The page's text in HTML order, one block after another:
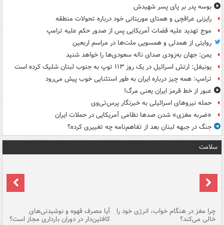
بوسه‌ پدر بر پای پسر شهیدش
رایزنی عراقچی و همتای موریتانی خود درباره تحولات منطقه
موج تهدید علیه قضات آمریکایی پس از صدور حکم علیه ترامپ
روایتی از همدلی و همسویی ملت‌ها در مراسم اربعین
یمن: جهان به‌زودی صدای ناله سعودی‌ها را خواهد شنید
یونیفل: ارتش اسرائیل در یک روز ۱۱۳ توپ به جنوب لبنان شلیک کرده است
ترامپ: همه چیز درباره ایران به طور استثنایی خوب پیش می‌رود
عبور از خط قرمز ایران یعنی مرگ!
حمله نیروهای اسرائیلی به خبرنگار پرس‌تی‌وی
«ضربه مغزی» شدن صدها نظامی آمریکایی در حملات ایران
جنگ در جبهه لبنان بعد از تفاهم‌نامه چه تغییری کرده؟
سلامت
چرا مغز در هنگام خواب، انرژی خود را
خالی می‌کند؟
آیا مصرف قهوه و نوشیدنی‌های
کافئین‌دار در دوران بارداری مجاز است؟